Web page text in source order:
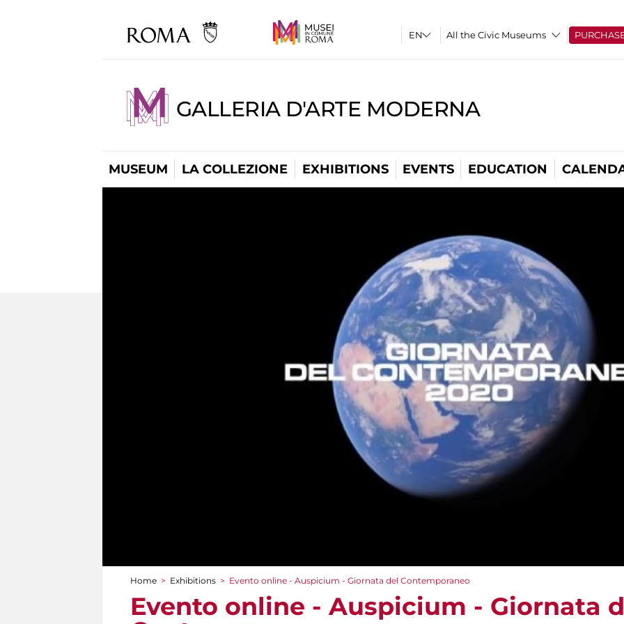
All the Civic Museums
GALLERIA D'ARTE MODERNA
MUSEUM LA COLLEZIONE EXHIBITIONS EVENTS EDUCATION
You are here
Home > Exhibitions > Evento online - Auspicium - Giornata del Contemporaneo
Evento online - Auspicium - Giornata